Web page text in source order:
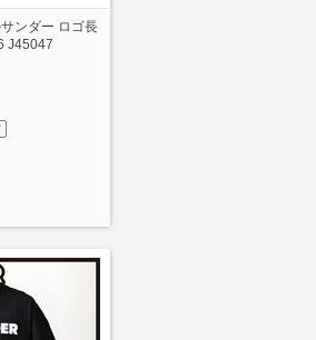
ンダー ロゴ長
J45047